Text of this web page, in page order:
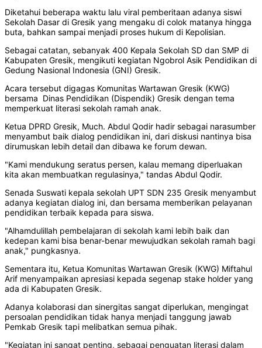
Diketahui beberapa waktu lalu viral pemberitaan adanya siswi
Sekolah Dasar di Gresik yang mengaku di colok matanya hingga
buta, bahkan sampai menjadi proses hukum di Kepolisian.
Sebagai catatan, sebanyak 400 Kepala Sekolah SD dan SMP di
Kabupaten Gresik, mengikuti kegiatan Ngobrol Asik Pendidikan di
Gedung Nasional Indonesia (GNI) Gresik.
Acara tersebut digagas Komunitas Wartawan Gresik (KWG)
bersama Dinas Pendidikan (Dispendik) Gresik dengan tema
memperkuat literasi sekolah ramah anak.
Ketua DPRD Gresik, Much. Abdul Qodir hadir sebagai narasumber
menyambut baik dialog pendidikan ini, dari diskusi nantinya bisa
dirumuskan lebih detail dan dibawa ke forum dewan.
"Kami mendukung seratus persen, kalau memang diperluakan
kita akan membuatkan regulasinya," tandas Abdul Qodir.
Senada Suswati kepala sekolah UPT SDN 235 Gresik menyambut
adanya kegiatan dialog ini, dan bersama memberikan pelayanan
pendidikan terbaik kepada para siswa.
"Alhamdulillah pembelajaran di sekolah kami lebih baik dan
kedepan kami bisa benar-benar mewujudkan sekolah ramah bagi
anak," pungkasnya.
Sementara itu, Ketua Komunitas Wartawan Gresik (KWG) Miftahul
Arif menyampaikan apresiasi kepada segenap stake holder yang
ada di Kabupaten Gresik.
Adanya kolaborasi dan sinergitas sangat diperlukan, mengingat
persoalan pendidikan tidak hanya menjadi tanggung jawab
Pemkab Gresik tapi melibatkan semua pihak.
"Kegiatan ini sangat penting, sebagai penguatan literasi dalam